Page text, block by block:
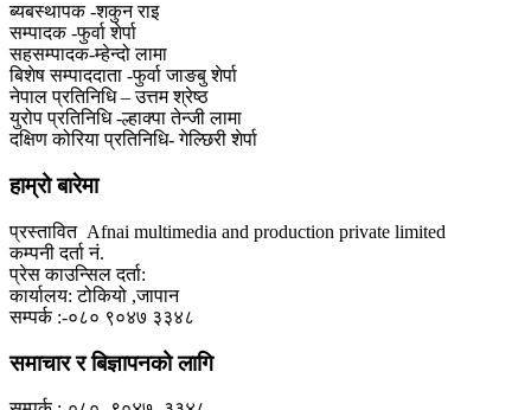
ब्यबस्थापक -शकुन राइ
सम्पादक -फुर्वा शेर्पा
सहसम्पादक-म्हेन्दो लामा
‍बिशेष सम्पाददाता -फुर्वा जा‌ङबु शेर्पा
नेपाल प्रतिनिधि – उत्तम श्रेष्ठ
युरोप प्रतिनिधि -ल्हाक्पा तेन्जी लामा
दक्षिण कोरिया प्रतिनिधि- गेल्छिरी शेर्पा
हाम्रो बारेमा
प्रस्तावित Afnai multimedia and production private limited
कम्पनी दर्ता नं.
प्रेस काउन्सिल दर्ता:
कार्यालय: टोकियो ,जापान
सम्पर्क :-०८० ९०४७ ३३४८
समाचार र बिज्ञापनको लागि